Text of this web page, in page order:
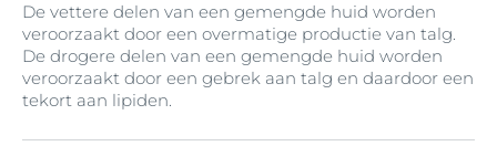
De vettere delen van een gemengde huid worden
veroorzaakt door een overmatige productie van talg.
De drogere delen van een gemengde huid worden
veroorzaakt door een gebrek aan talg en daardoor een
tekort aan lipiden.